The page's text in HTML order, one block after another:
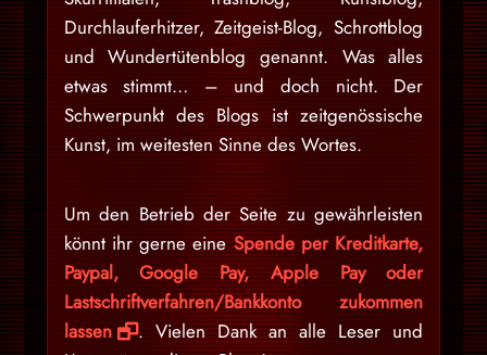
Durchlauferhitzer, Zeitgeist-Blog, Schrottblog
und Wundertütenblog genannt. Was alles
etwas stimmt… – und doch nicht. Der
Schwerpunkt des Blogs ist zeitgenössische
Kunst, im weitesten Sinne des Wortes.
Um den Betrieb der Seite zu gewährleisten
könnt ihr gerne eineSpende per Kreditkarte,
Paypal, Google Pay, Apple Pay oder
Lastschriftverfahren/Bankkonto zukommen
lassen
. Vielen Dank an alle Leser und